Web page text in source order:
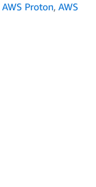
AWS Proton, AWS